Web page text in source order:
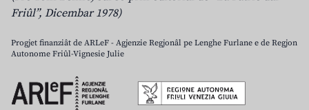
Friûl”, Dicembar 1978)
Progjet finanziât de ARLeF - Agjenzie Regjonâl pe Lenghe Furlane e de Regjon
Autonome Friûl-Vignesie Julie